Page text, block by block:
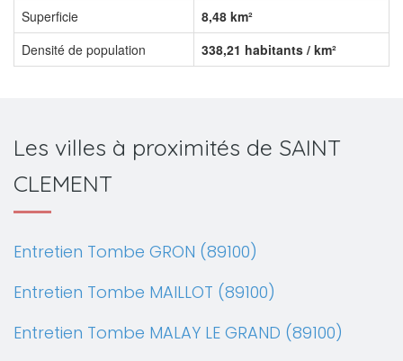
Superficie
8,48 km²
Densité de population
338,21 habitants / km²
Les villes à proximités de SAINT
CLEMENT
Entretien Tombe GRON (89100)
Entretien Tombe MAILLOT (89100)
Entretien Tombe MALAY LE GRAND (89100)